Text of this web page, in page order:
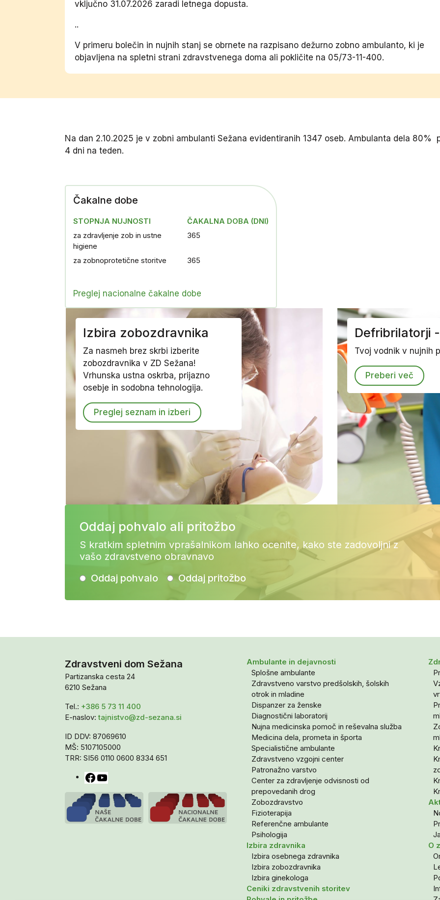
vključno 31.07.2026 zaradi letnega dopusta.
..
V primeru bolečin in nujnih stanj se obrnete na razpisano dežurno zobno ambulanto, ki je
objavljena na spletni strani zdravstvenega doma ali pokličite na 05/73-11-400.
Na dan 2.10.2025 je v zobni ambulanti Sežana evidentiranih 1347 oseb. Ambulanta dela 80%
4 dni na teden.
Čakalne dobe
STOPNJA NUJNOSTI
ČAKALNA DOBA (DNI)
za zdravljenje zob in ustne
higiene
365
za zobnoprotetične storitve 365
Preglej nacionalne čakalne dobe
Izbira zobozdravnika
Za nasmeh brez skrbi izberite
zobozdravnika v ZD Sežana!
Vrhunska ustna oskrba, prijazno
osebje in sodobna tehnologija.
Preglej seznam in izberi
Defribrilatorji
Tvoj vodnik v nujnih
Preberi več
Oddaj pohvalo ali pritožbo
S kratkim spletnim vprašalnikom lahko ocenite, kako ste zadovoljni z
vašo zdravstveno obravnavo
Oddaj pohvalo
Oddaj pritožbo
Zdravstveni dom Sežana
Partizanska cesta 24
6210 Sežana
Tel.: +386 5 73 11 400
E-naslov:tajnistvo@zd-sezana.si
ID DDV: 87069610
MŠ: 5107105000
TRR: SI56 0110 0600 8334 651
Facebook
Ambulante in dejavnosti
Splošne ambulante
Zdravstveno varstvo predšolskih, šolskih
otrok in mladine
Dispanzer za ženske
Diagnostični laboratorij
Nujna medicinska pomoč in reševalna služba
Medicina dela, prometa in športa
Specialistične ambulante
Zdravstveno vzgojni center
Patronažno varstvo
Center za zdravljenje odvisnosti od
prepovedanih drog
Zobozdravstvo
Fizioterapija
Referenčne ambulante
Psihologija
Izbira zdravnika
Izbira osebnega zdravnika
Izbira zobozdravnika
Izbira ginekologa
Ceniki zdravstvenih storitev
O